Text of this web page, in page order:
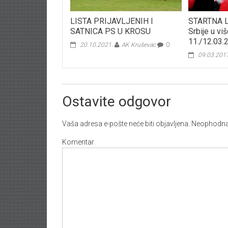
LISTA PRIJAVLJENIH I
SATNICA PS U KROSU
20.10.2021. AK Kruševac 0
STARTNA
Srbije u
11./
Ostavite odgovor
Vaša adresa e-pošte neće biti objavljena.
Komentar